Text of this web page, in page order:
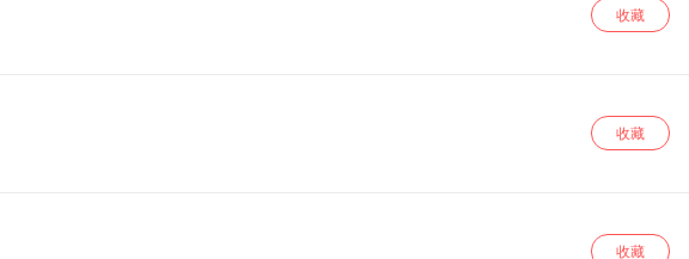
收藏
收藏
收藏